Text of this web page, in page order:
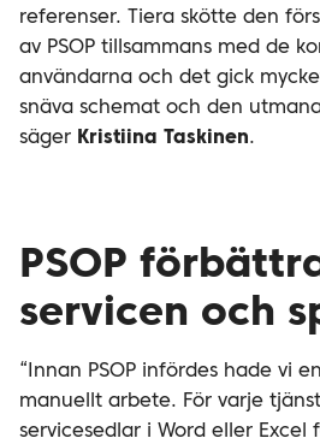
referenser. Tiera skötte den
av PSOP tillsammans med de
användarna och det gick
snäva schemat och den
säger Kristiina Taskinen.
PSOP
servicen och
“Innan PSOP infördes hade vi
manuellt arbete. För varje
servicesedlar i Word eller Excel